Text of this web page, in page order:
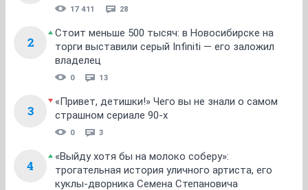
17 411 28
2
Стоит меньше 500 тысяч: в Новосибирске на
торги выставили серый Infiniti — его заложил
владелец
0 13
3
«Привет, детишки!» Чего вы не знали о самом
страшном сериале 90-х
0 3
4
«Выйду хотя бы на молоко соберу»:
трогательная история уличного артиста, его
куклы-дворника Семена Степановича